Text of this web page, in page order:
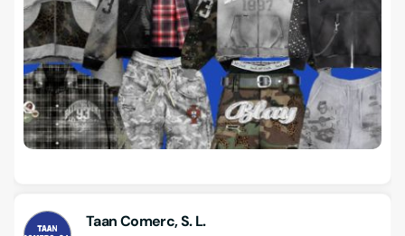
Taan Comerc, S. L.